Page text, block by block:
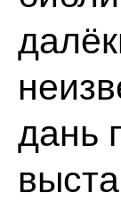
дань